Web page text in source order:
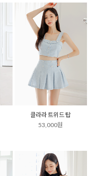
클라라 트위드 탑
53,000원